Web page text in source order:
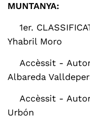
MUNTANYA:
1er.
Yhabril Moro
Accèssit -
Albareda
Accèssit -
Urbón